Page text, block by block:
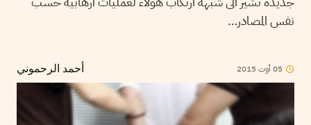
نفس المصادر…
أحمد الرحموني 05أوت 2015